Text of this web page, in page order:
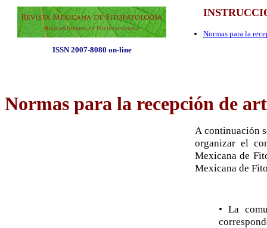
ISSN 2007-8080 on-line
Normas para la
Normas para la recepción de
A continuación
organizar el
Mexicana de
Mexicana de
• La